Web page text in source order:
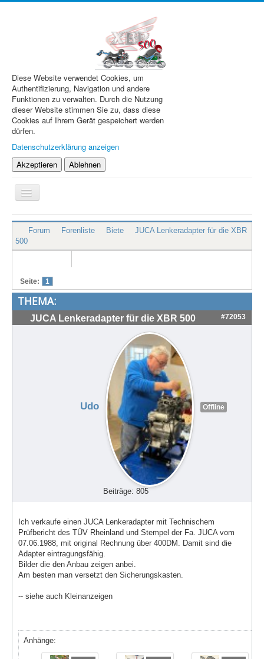
Diese Website verwendet Cookies, um
Authentifizierung, Navigation und andere
Funktionen zu verwalten. Durch die Nutzung
dieser Website stimmen Sie zu, dass diese
Cookies auf Ihrem Gerät gespeichert werden
dürfen.
Datenschutzerklärung anzeigen
Akzeptieren
Ablehnen
Navigation
an/aus
XBR.de
Technik
Treffen & Touren
Cafe-Ecke
Suche
Forum Forenliste Biete
JUCA Lenkeradapter für die XBR
500
Seite: 1
THEMA:
JUCA Lenkeradapter für die XBR 500 #72053
Udo Offline
Beiträge: 805
Ich verkaufe einen JUCA Lenkeradapter mit Technischem
Prüfbericht des TÜV Rheinland und Stempel der Fa. JUCA vom
07.06.1988, mit original Rechnung über 400DM. Damit sind die
Adapter eintragungsfähig.
Bilder die den Anbau zeigen anbei.
Am besten man versetzt den Sicherungskasten.
-- siehe auch Kleinanzeigen
Anhänge: